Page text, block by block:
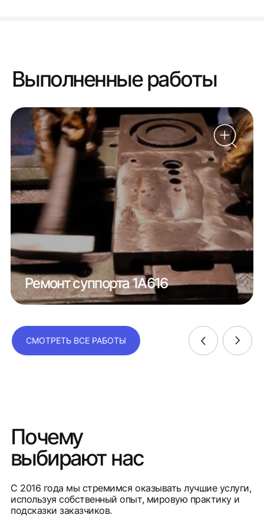
Выполненные работы
Ремонт суппорта 1А616
СМОТРЕТЬ ВСЕ РАБОТЫ
Почему
выбирают нас
С 2016 года мы стремимся оказывать лучшие услуги,
используя собственный опыт, мировую практику и
подсказки заказчиков.